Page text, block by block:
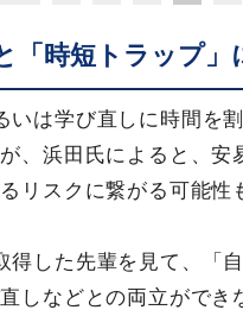
「時短トラップ」
いは学び直しに時間を
、浜田氏によると、安
リスクに繋がる可能性
した先輩を見て、「
しなどとの両立がで